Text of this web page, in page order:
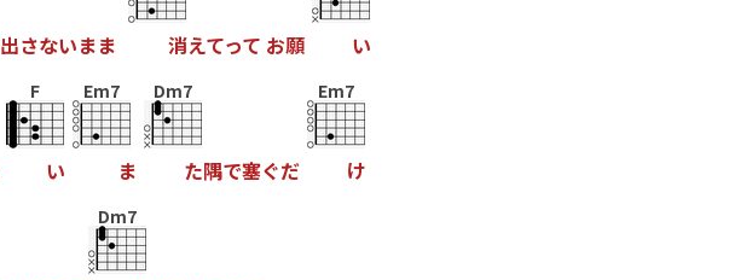
出さないまま 消えてって お願 い
F
い
Em7
ま
Dm7
た隅で塞ぐだ
Em7
け
Dm7